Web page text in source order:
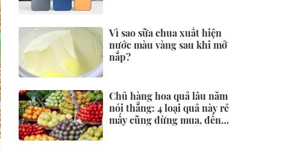
Vì sao sữa chua xuất hiện
nước màu vàng sau khi mở
nắp?
Chủ hàng hoa quả lâu năm
nói thẳng: 4 loại quả này rẻ
mấy cũng đừng mua, đến